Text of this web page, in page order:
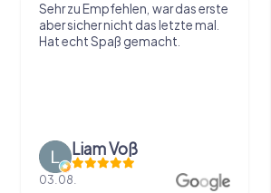
Sehr zu Empfehlen, war das erste
aber sicher nicht das letzte mal.
Hat echt Spaß gemacht.
Liam Voß
03.08.